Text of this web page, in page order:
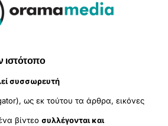
ιστότοπο
συσσωρευτή
ως εκ τούτου τα άρθρα, εικόνες
βίντεοσυλλέγονται και